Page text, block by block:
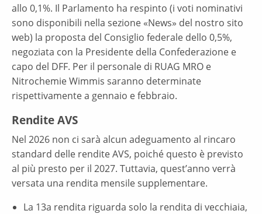
allo 0,1%. Il Parlamento ha respinto (i voti nominativi
sono disponibili nella sezione «News» del nostro sito
web) la proposta del Consiglio federale dello 0,5%,
negoziata con la Presidente della Confederazione e
capo del DFF. Per il personale di RUAG MRO e
Nitrochemie Wimmis saranno determinate
rispettivamente a gennaio e febbraio.
Rendite AVS
Nel 2026 non ci sarà alcun adeguamento al rincaro
standard delle rendite AVS, poiché questo è previsto
al più presto per il 2027. Tuttavia, quest’anno verrà
versata una rendita mensile supplementare.
La 13a rendita riguarda solo la rendita di vecchiaia,